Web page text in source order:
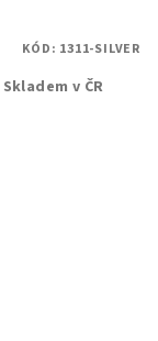
Skladem v ČR
KÓD: 1311-SILVER